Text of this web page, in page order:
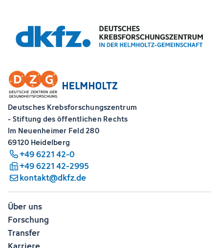
Deutsches Krebsforschungszentrum
- Stiftung des öffentlichen Rechts
Im Neuenheimer Feld 280
69120 Heidelberg
+49 6221 42-0
+49 6221 42-2995
kontakt@dkfz.de
Über uns
Forschung
Transfer